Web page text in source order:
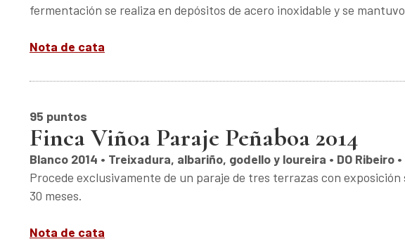
fermentación se realiza en depósitos de acero inoxidable y se
Nota de cata
95 puntos
Finca Viñoa Paraje Peñaboa 2014
Blanco 2014 • Treixadura, albariño, godello y loureira • DO Ribeiro
Procede exclusivamente de un paraje de tres terrazas con
30 meses.
Nota de cata